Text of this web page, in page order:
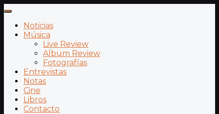
Noticias
Música
Live Review
Album Review
Fotografías
Entrevistas
Notas
Cine
Libros
Contacto